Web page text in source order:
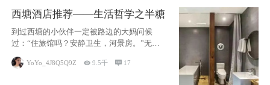
西塘酒店推荐——生活哲学之半糖
到过西塘的小伙伴一定被路边的大妈问候
过：“住旅馆吗？安静卫生，河景房。”无意
YoYo_4J8Q5Q9Z 9.5千  17